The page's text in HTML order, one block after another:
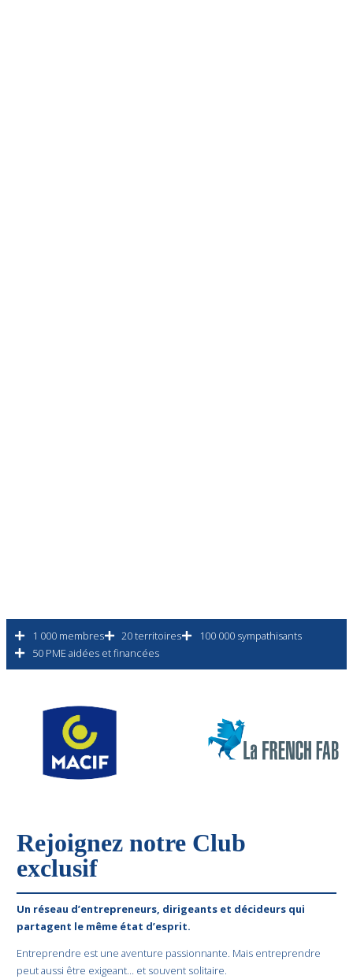
1 000 membres 20 territoires
100 000 sympathisants
50 PME aidées et financées
Rejoignez notre Club
exclusif
Un réseau d’entrepreneurs, dirigeants et décideurs qui
partagent le même état d’esprit.
Entreprendre est une aventure passionnante. Mais entreprendre
peut aussi être exigeant… et souvent solitaire.